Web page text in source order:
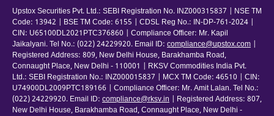
Upstox Securities Pvt. Ltd.: SEBI Registration No. INZ000315837 | NSE TM
Code: 13942 | BSE TM Code: 6155 | CDSL Reg No.: IN-DP-761-2024 |
CIN: U65100DL2021PTC376860 | Compliance Officer: Mr. Kapil
Jaikalyani. Tel No.: (022) 24229920. Email ID: compliance@upstox.com
Registered Address: 809, New Delhi House, Barakhamba Road,
Connaught Place, New Delhi - 110001 | RKSV Commodities India Pvt.
Ltd.: SEBI Registration No.: INZ000015837 | MCX TM Code: 46510 | CIN:
U74900DL2009PTC189166 | Compliance Officer: Mr. Amit Lalan. Tel No.:
(022) 24229920. Email ID: compliance@rksv.in
| Registered Address: 807,
New Delhi House, Barakhamba Road, Connaught Place, New Delhi -